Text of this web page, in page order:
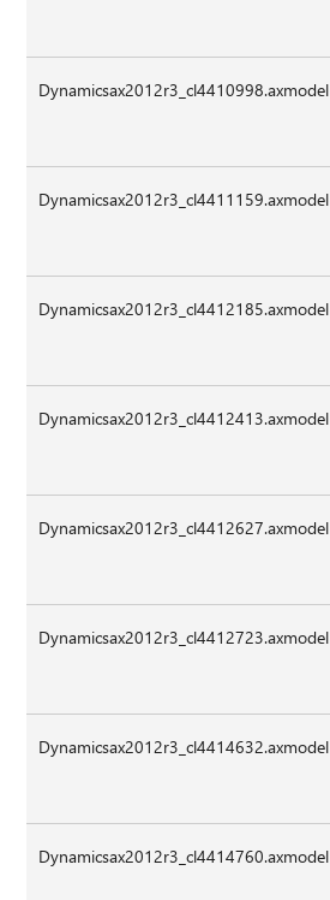
Dynamicsax2012r3_cl4410998.axmodel
Dynamicsax2012r3_cl4411159.axmodel
Dynamicsax2012r3_cl4412185.axmodel
Dynamicsax2012r3_cl4412413.axmodel
Dynamicsax2012r3_cl4412627.axmodel
Dynamicsax2012r3_cl4412723.axmodel
Dynamicsax2012r3_cl4414632.axmodel
Dynamicsax2012r3_cl4414760.axmodel